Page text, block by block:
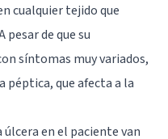
cualquier tejido que
pesar de que su
síntomas muy variados,
péptica, que afecta a la
úlcera en el paciente van